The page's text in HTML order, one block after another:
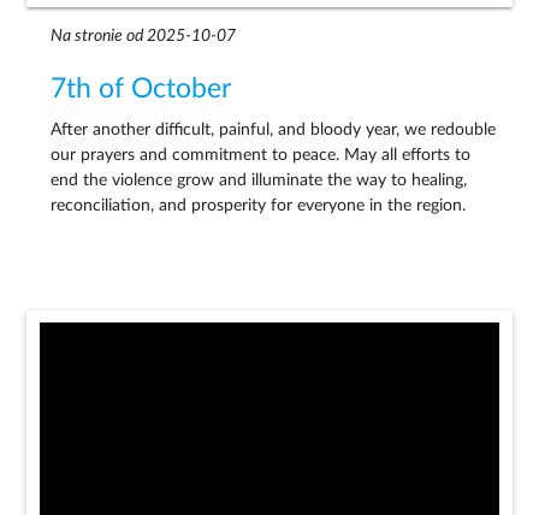
Na stronie od 2025-10-07
7th of October
After another difficult, painful, and bloody year, we redouble
our prayers and commitment to peace. May all efforts to
end the violence grow and illuminate the way to healing,
reconciliation, and prosperity for everyone in the region.